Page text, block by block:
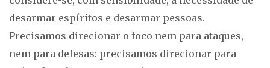
desarmar espíritos e desarmar pessoas.
Precisamos direcionar o foco nem para ataques,
nem para defesas: precisamos direcionar para